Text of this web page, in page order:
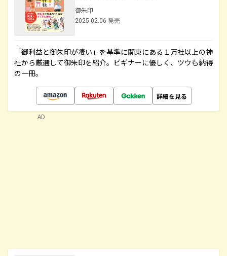
御朱印
2025.02.06 発売
「御利益と御朱印が凄い」を基準に関東にある１万社以上の神
社から厳選して御朱印を紹介。ビギナーに優しく、ツウも納得
の一冊。
詳細を見る
AD